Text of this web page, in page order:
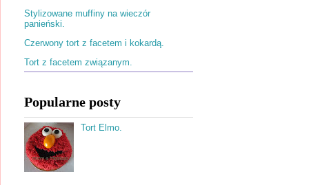
Stylizowane muffiny na wieczór
panieński.
Czerwony tort z facetem i kokardą.
Tort z facetem związanym.
Popularne posty
Tort Elmo.